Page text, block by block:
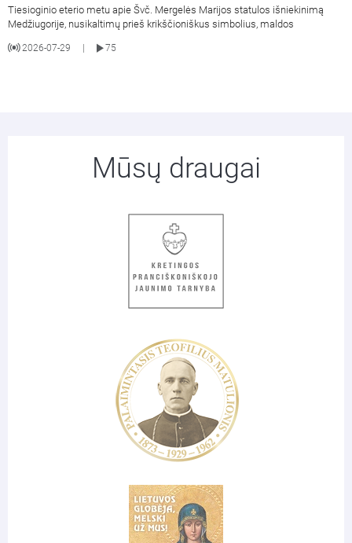
Tiesioginio eterio metu apie Švč. Mergelės Marijos statulos išniekinimą
Medžiugorije, nusikaltimų prieš krikščioniškus simbolius, maldos
2026-07-29 75
Mūsų draugai